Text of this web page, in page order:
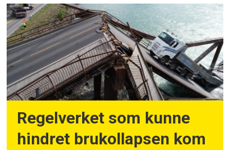
Regelverket som kunne
hindret brukollapsen kom